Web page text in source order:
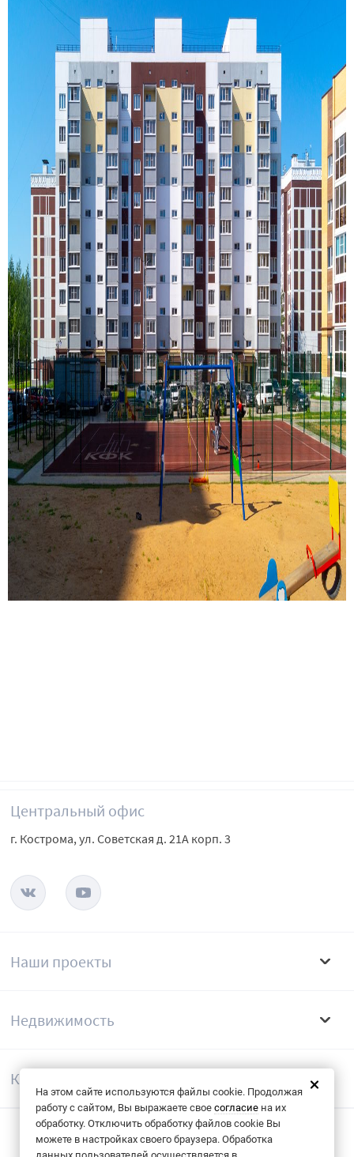
На этом сайте используются файлы cookie. Продолжая
работу с сайтом, Вы выражаете свое согласие на их
обработку. Отключить обработку файлов cookie Вы
можете в настройках своего браузера. Обработка
Наши проекты
Недвижимость
Компания
Центральный офис
г. Кострома, ул. Советская д. 21А корп. 3
Согласие на обрабоку данных